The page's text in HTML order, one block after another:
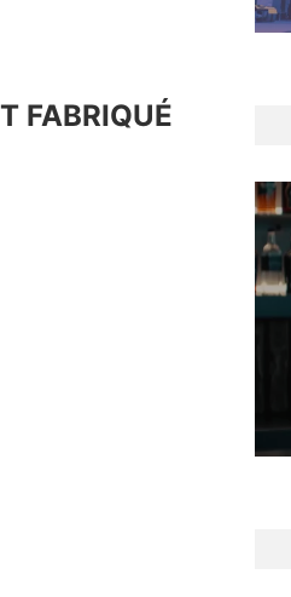
FABRIQUÉ